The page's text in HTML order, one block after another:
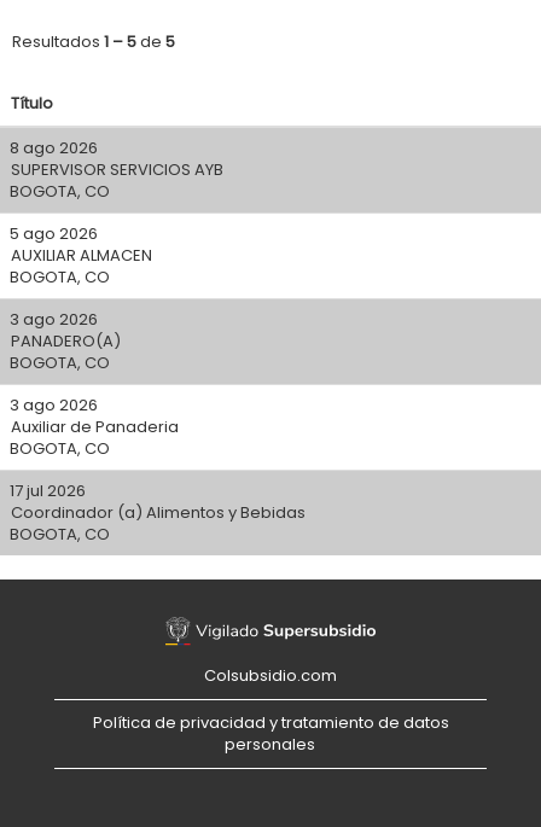
Resultados 1 – 5de 5
Título
8 ago 2026
SUPERVISOR SERVICIOS AYB
BOGOTA, CO
5 ago 2026
AUXILIAR ALMACEN
BOGOTA, CO
3 ago 2026
PANADERO(A)
BOGOTA, CO
3 ago 2026
Auxiliar de Panaderia
BOGOTA, CO
17 jul 2026
Coordinador (a) Alimentos y Bebidas
BOGOTA, CO
Colsubsidio.com
Política de privacidad y tratamiento de datos
personales